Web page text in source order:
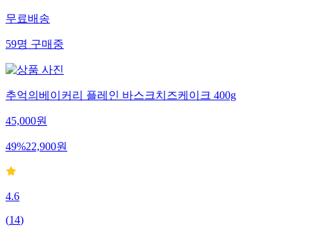
무료배송
59명 구매중
추억의베이커리 플레인 바스크치즈케이크 400g
45,000원
49%22,900원
4.6
(14)